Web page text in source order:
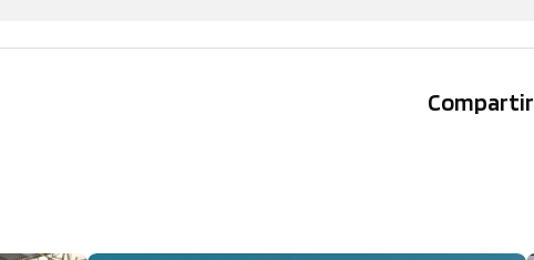
Compartir